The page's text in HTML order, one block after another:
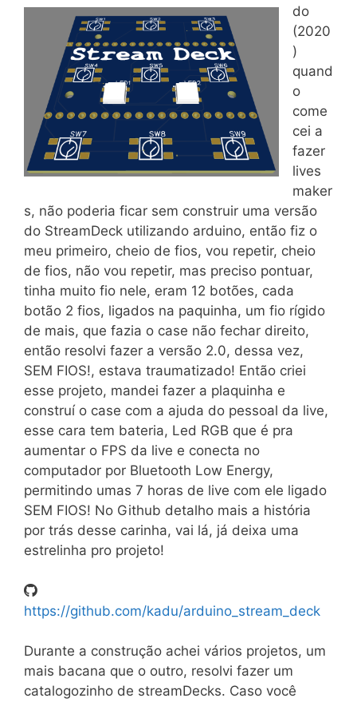
do
(2020
)
quand
o
come
cei a
fazer
lives
maker
s, não poderia ficar sem construir uma versão
do StreamDeck utilizando arduino, então fiz o
meu primeiro, cheio de fios, vou repetir, cheio
de fios, não vou repetir, mas preciso pontuar,
tinha muito fio nele, eram 12 botões, cada
botão 2 fios, ligados na paquinha, um fio rígido
de mais, que fazia o case não fechar direito,
então resolvi fazer a versão 2.0, dessa vez,
SEM FIOS!, estava traumatizado! Então criei
esse projeto, mandei fazer a plaquinha e
construí o case com a ajuda do pessoal da live,
esse cara tem bateria, Led RGB que é pra
aumentar o FPS da live e conecta no
computador por Bluetooth Low Energy,
permitindo umas 7 horas de live com ele ligado
SEM FIOS! No Github detalho mais a história
por trás desse carinha, vai lá, já deixa uma
estrelinha pro projeto!
https://github.com/kadu/arduino_stream_deck
Durante a construção achei vários projetos, um
mais bacana que o outro, resolvi fazer um
catalogozinho de streamDecks. Caso você